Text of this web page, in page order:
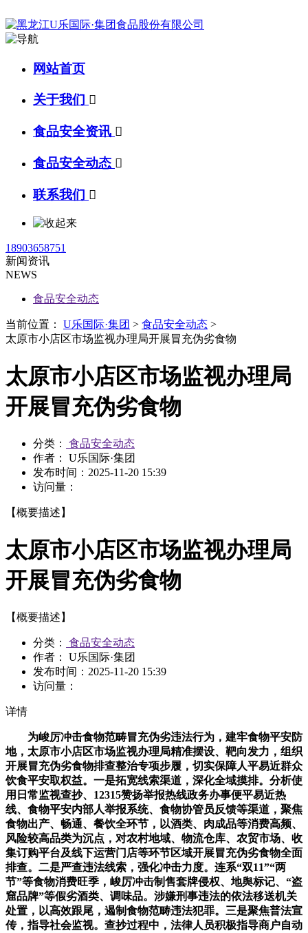
网站首页
关于我们 
食品安全资讯 
食品安全动态 
联系我们 
18903658751
新闻资讯
NEWS
食品安全动态
当前位置： U乐国际·集团 > 食品安全动态 >
太原市小店区市场监视办理局开展冒充伪劣食物
太原市小店区市场监视办理局
开展冒充伪劣食物
分类：
食品安全动态
作者： U乐国际·集团
发布时间： 2025-11-20 15:39
访问量：
【概要描述】
太原市小店区市场监视办理局
开展冒充伪劣食物
【概要描述】
分类：
食品安全动态
作者： U乐国际·集团
发布时间： 2025-11-20 15:39
访问量：
详情
为峻厉冲击食物范畴冒充伪劣违法行为，建牢食物平安防
地，太原市小店区市场监视办理局精准摆设、靶向发力，组织
开展冒充伪劣食物排查整治专项步履，切实保障人平易近群众
饮食平安取权益。一是拓宽线索渠道，深化全域摸排。分析使
用日常监视查抄、12315赞扬举报热线政务办事便平易近热
线、食物平安内部人举报系统、食物协管员反馈等渠道，聚焦
食物出产、畅通、餐饮全环节，以酒类、肉成品等消费高频、
风险较高品类为沉点，对农村地域、物流仓库、农贸市场、收
集订购平台及线下运营门店等环节区域开展冒充伪劣食物全面
排查。二是严查违法线索，强化冲击力度。连系“双11”“两
节”等食物消费旺季，峻厉冲击制售套牌侵权、地舆标记、“盗
窟品牌”等假劣酒类、调味品。涉嫌刑事违法的依法移送机关
处置，以高效跟尾，遏制食物范畴违法犯罪。三是聚焦普法宣
传，指导社会监视。查抄过程中，法律人员积极指导商户自动